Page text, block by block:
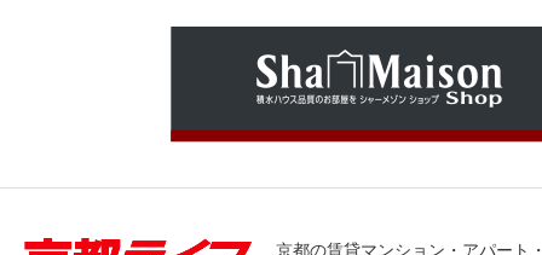
京都の賃貸マンション・アパート